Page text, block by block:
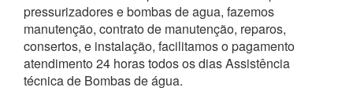
pressurizadores e bombas de agua, fazemos
manutenção, contrato de manutenção, reparos,
consertos, e instalação, facilitamos o pagamento
atendimento 24 horas todos os dias Assistência
técnica de Bombas de água.